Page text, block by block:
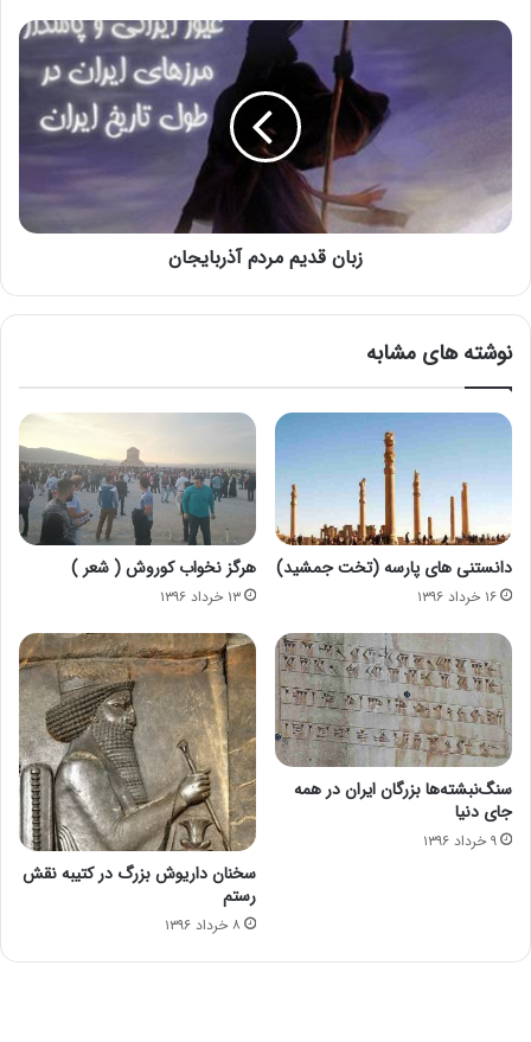
زبان قدیم مردم آذربایجان
نوشته های مشابه
دانستنی های پارسه (تخت جمشید)
۱۶ خرداد ۱۳۹۶
هرگز نخواب کوروش ( شعر )
۱۳ خرداد ۱۳۹۶
سنگ‌نبشته‌ها بزرگان ایران در همه
جای دنیا
۹ خرداد ۱۳۹۶
سخنان داریوش بزرگ در کتیبه نقش
رستم
۸ خرداد ۱۳۹۶